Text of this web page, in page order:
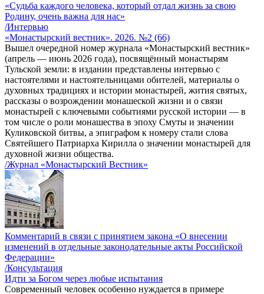
«Судьба каждого человека, который отдал жизнь за свою
Родину, очень важна для нас»
/Интервью
«Монастырский вестник». 2026. №2 (66)
Вышел очередной номер журнала «Монастырский вестник»
(апрель — июнь 2026 года), посвящённый монастырям
Тульской земли: в издании представлены интервью с
настоятелями и настоятельницами обителей, материалы о
духовных традициях и истории монастырей, жития святых,
рассказы о возрождении монашеской жизни и о связи
монастырей с ключевыми событиями русской истории — в
том числе о роли монашества в эпоху Смуты и значении
Куликовской битвы, а эпиграфом к номеру стали слова
Святейшего Патриарха Кирилла о значении монастырей для
духовной жизни общества.
/Журнал «Монастырский Вестник»
Комментарий в связи с принятием закона «О внесении
изменений в отдельные законодательные акты Российской
Федерации»
/Консультация
Идти за Богом через любые испытания
Современный человек особенно нуждается в примере